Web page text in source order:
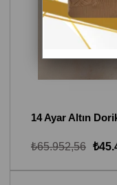
₺65.952,56